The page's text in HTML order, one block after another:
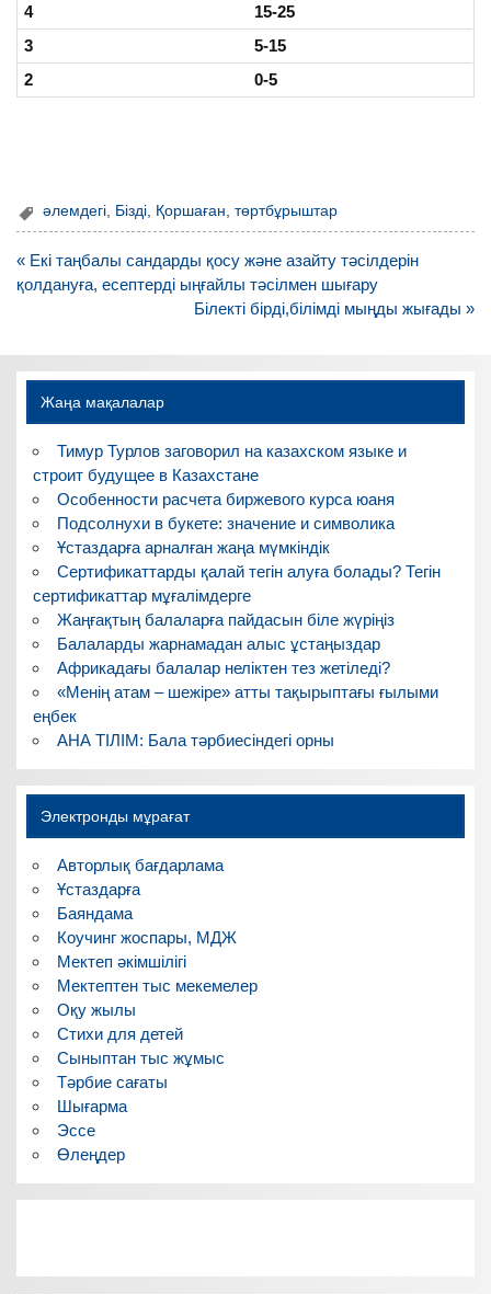
4
15-25
3
5-15
2
0-5
әлемдегі, Бізді, Қоршаған,төртбұрыштар
Навигация
по
« Екі таңбалы сандарды қосу және азайту тәсілдерін
қолдануға, есептерді ыңғайлы тәсілмен шығару
Білекті бірді,білімді мыңды жығады »
Жаңа мақалалар
Тимур Турлов заговорил на казахском языке и
строит будущее в Казахстане
Особенности расчета биржевого курса юаня
Подсолнухи в букете: значение и символика
Ұстаздарға арналған жаңа мүмкіндік
Сертификаттарды қалай тегін алуға болады? Тегін
сертификаттар мұғалімдерге
Жаңғақтың балаларға пайдасын біле жүріңіз
Балаларды жарнамадан алыс ұстаңыздар
Африкадағы балалар неліктен тез жетіледі?
«Менің атам – шежіре» атты тақырыптағы ғылыми
еңбек
АНА ТІЛІМ: Бала тәрбиесіндегі орны
Электронды мұрағат
Авторлық бағдарлама
Ұстаздарға
Баяндама
Коучинг жоспары, МДЖ
Мектеп әкімшілігі
Мектептен тыс мекемелер
Оқу жылы
Стихи для детей
Сыныптан тыс жұмыс
Тәрбие сағаты
Шығарма
Эссе
Өлеңдер